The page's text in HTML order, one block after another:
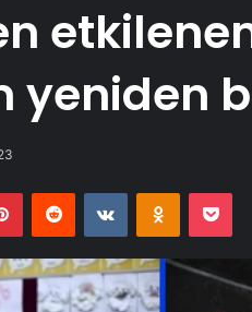
yeniden
PinterestReddit VKontakte